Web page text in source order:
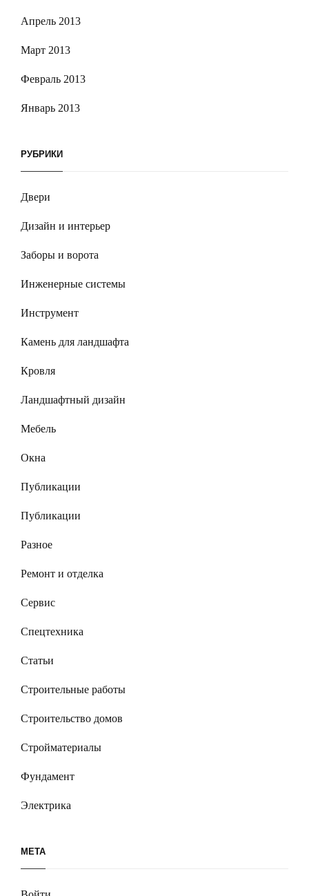
Апрель 2013
Март 2013
Февраль 2013
Январь 2013
РУБРИКИ
Двери
Дизайн и интерьер
Заборы и ворота
Инженерные системы
Инструмент
Камень для ландшафта
Кровля
Ландшафтный дизайн
Мебель
Окна
Публикации
Публикации
Разное
Ремонт и отделка
Сервис
Спецтехника
Статьи
Строительные работы
Строительство домов
Стройматериалы
Фундамент
Электрика
МЕТА